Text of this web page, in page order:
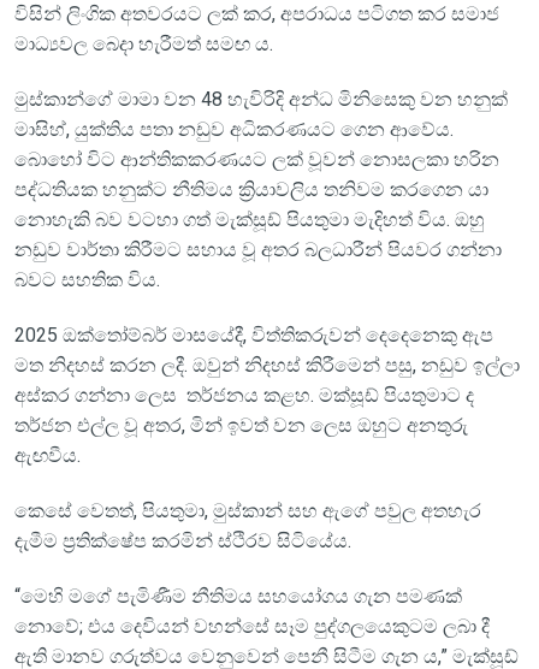
විසින් ලිංගික අතවරයට ලක් කර, අපරාධය පටිගත කර සමාජ
මාධ්‍යවල බෙදා හැරීමත් සමඟ ය.
මුස්කාන්ගේ මාමා වන 48 හැවිරිදි අන්ධ මිනිසෙකු වන හනුක්
මාසිහ්, යුක්තිය පතා නඩුව අධිකරණයට ගෙන ආවේය.
බොහෝ විට ආන්තිකකරණයට ලක් වූවන් නොසලකා හරින
පද්ධතියක හනුක්ට නීතිමය ක්‍රියාවලිය තනිවම කරගෙන යා
නොහැකි බව වටහා ගත් මැක්සූඩ් පියතුමා මැදිහත් විය. ඔහු
නඩුව වාර්තා කිරීමට සහාය වූ අතර බලධාරීන් පියවර ගන්නා
බවට සහතික විය.
2025 ඔක්තෝම්බර් මාසයේදී, විත්තිකරුවන් දෙදෙනෙකු ඇප
මත නිදහස් කරන ලදී. ඔවුන් නිදහස් කිරීමෙන් පසු, නඩුව ඉල්ලා
අස්කර ගන්නා ලෙස තර්ජනය කළහ. මක්සූඩ් පියතුමාට ද
තර්ජන එල්ල වූ අතර, මින් ඉවත් වන ලෙස ඔහුට අනතුරු
ඇඟවීය.
කෙසේ වෙතත්, පියතුමා, මුස්කාන් සහ ඇගේ පවුල අතහැර
දැමීම ප්‍රතික්ෂේප කරමින් ස්ථිරව සිටියේය.
“මෙහි මගේ පැමිණීම නීතිමය සහයෝගය ගැන පමණක්
නොවේ; එය දෙවියන් වහන්සේ සෑම පුද්ගලයෙකුටම ලබා දී
ඇති මානව ගරුත්වය වෙනුවෙන් පෙනී සිටීම ගැන ය,” මැක්සූඩ්